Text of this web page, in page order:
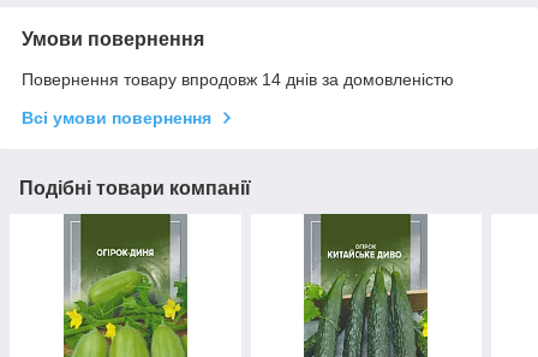
Умови повернення
Повернення товару впродовж 14 днів за домовленістю
Всі умови повернення
Подібні товари компанії